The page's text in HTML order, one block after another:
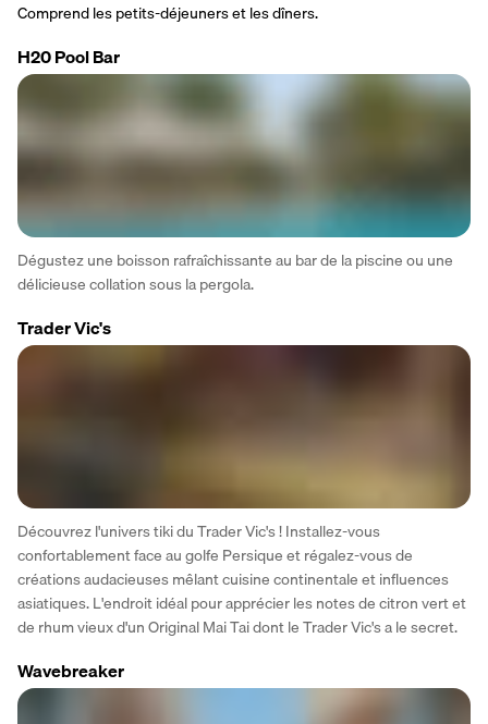
Comprend les petits-déjeuners et les dîners.
H20 Pool Bar
Dégustez une boisson rafraîchissante au bar de la piscine ou une
délicieuse collation sous la pergola.
Trader Vic's
Découvrez l'univers tiki du Trader Vic's ! Installez-vous
confortablement face au golfe Persique et régalez-vous de
créations audacieuses mêlant cuisine continentale et influences
asiatiques. L'endroit idéal pour apprécier les notes de citron vert et
de rhum vieux d'un Original Mai Tai dont le Trader Vic's a le secret.
Wavebreaker